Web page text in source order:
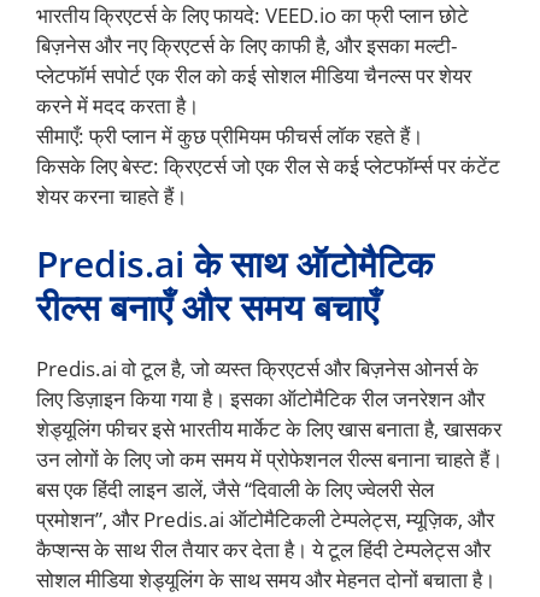
भारतीय क्रिएटर्स के लिए फायदे: VEED.io का फ्री प्लान छोटे
बिज़नेस और नए क्रिएटर्स के लिए काफी है, और इसका मल्टी-
प्लेटफॉर्म सपोर्ट एक रील को कई सोशल मीडिया चैनल्स पर शेयर
करने में मदद करता है।
सीमाएँ: फ्री प्लान में कुछ प्रीमियम फीचर्स लॉक रहते हैं।
किसके लिए बेस्ट: क्रिएटर्स जो एक रील से कई प्लेटफॉर्म्स पर कंटेंट
शेयर करना चाहते हैं।
Predis.ai के साथ ऑटोमैटिक
रील्स बनाएँ और समय बचाएँ
Predis.ai वो टूल है, जो व्यस्त क्रिएटर्स और बिज़नेस ओनर्स के
लिए डिज़ाइन किया गया है। इसका ऑटोमैटिक रील जनरेशन और
शेड्यूलिंग फीचर इसे भारतीय मार्केट के लिए खास बनाता है, खासकर
उन लोगों के लिए जो कम समय में प्रोफेशनल रील्स बनाना चाहते हैं।
बस एक हिंदी लाइन डालें, जैसे “दिवाली के लिए ज्वेलरी सेल
प्रमोशन”, और Predis.ai ऑटोमैटिकली टेम्पलेट्स, म्यूज़िक, और
कैप्शन्स के साथ रील तैयार कर देता है। ये टूल हिंदी टेम्पलेट्स और
सोशल मीडिया शेड्यूलिंग के साथ समय और मेहनत दोनों बचाता है।